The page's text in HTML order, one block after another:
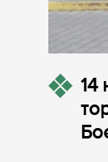
14